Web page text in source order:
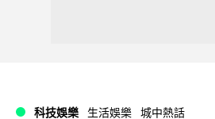
科技娛樂 生活娛樂 城中熱話